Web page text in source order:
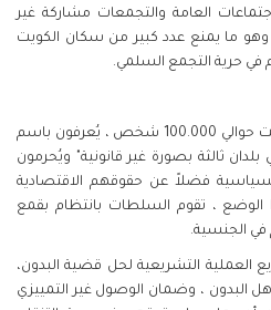
رقم 65 بشأن الاجتماعات العامة والتجمعات مشاركة غير
وهو ما يمنع عدد كبير من سكان الكويت
حرية التجمع السلمي.
يبلغ عدد عديمي الجنسية في الكويت حوالي 100.000 شخص ، يُعرفون باسم
بلدان ثالثة بصورة غير قانونية" ويُحرمون
فضلاً عن حقوقهم الاقتصادية
الوضع ، تقوم السلطات بانتظام بقمع
في الجنسية.
العملية التشريعية لحل قضية البدون،
البدون ، وضمان الوصول غير التمييزي